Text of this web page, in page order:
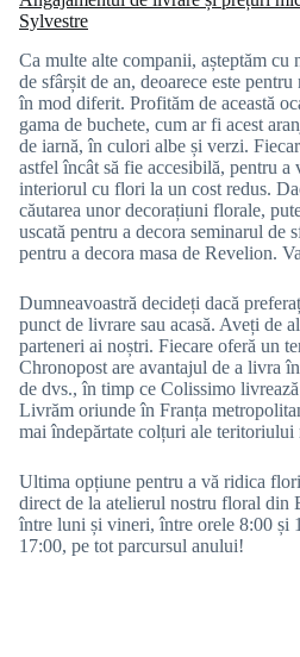
Sylvestre
Ca multe alte companii, așteptăm cu
de sfârșit de an, deoarece este
în mod diferit. Profităm de această
gama de buchete, cum ar fi acest
de iarnă, în culori albe și verzi.
astfel încât să fie accesibilă, pentru a
interiorul cu flori la un cost redus.
căutarea unor decorațiuni florale,
uscată pentru a decora seminarul de
pentru a decora masa de Revelion.
Dumneavoastră decideți dacă
punct de livrare sau acasă. Aveți de
parteneri ai noștri. Fiecare oferă un
Chronopost are avantajul de a livra
de dvs., în timp ce Colissimo
Livrăm oriunde în Franța
mai îndepărtate colțuri ale teritoriului
Ultima opțiune pentru a vă ridica
direct de la atelierul nostru floral din
între luni și vineri, între orele 8:00 și
17:00, pe tot parcursul anului!